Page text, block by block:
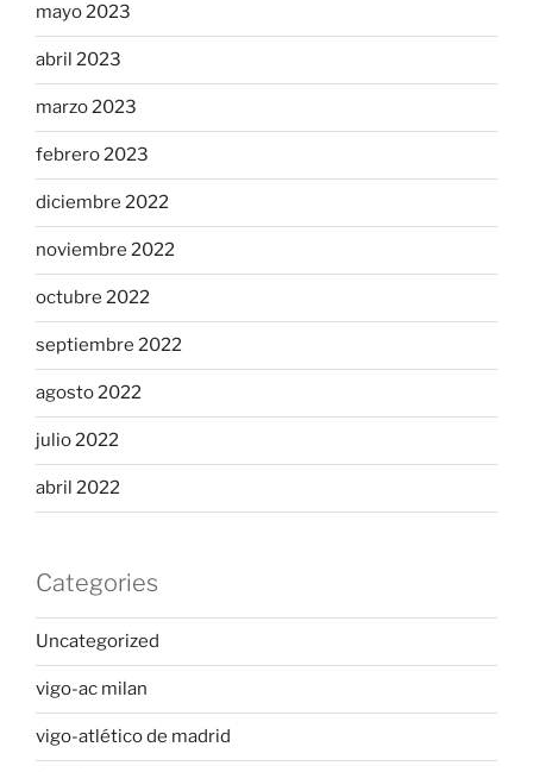
mayo 2023
abril 2023
marzo 2023
febrero 2023
diciembre 2022
noviembre 2022
octubre 2022
septiembre 2022
agosto 2022
julio 2022
abril 2022
Categories
Uncategorized
vigo-ac milan
vigo-atlético de madrid